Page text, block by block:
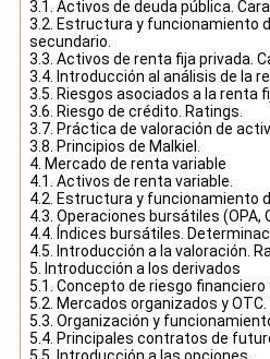
3.1. Activos de deuda pública.
3.2. Estructura y funcionamiento
secundario.
3.3. Activos de renta fija privada.
3.4. Introducción al análisis de la
3.5. Riesgos asociados a la renta
3.6. Riesgo de crédito. Ratings.
3.7. Práctica de valoración de
3.8. Principios de Malkiel.
4. Mercado de renta variable
4.1. Activos de renta variable.
4.2. Estructura y funcionamiento
4.3. Operaciones bursátiles (OPA,
4.4. Índices bursátiles.
4.5. Introducción a la valoración.
5. Introducción a los derivados
5.1. Concepto de riesgo financiero
5.2. Mercados organizados y OTC.
5.3. Organización y
5.4. Principales contratos de